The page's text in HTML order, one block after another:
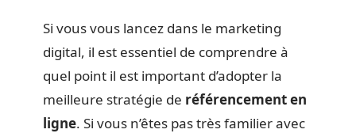
Si vous vous lancez dans le marketing
digital, il est essentiel de comprendre à
quel point il est important d’adopter la
meilleure stratégie de référencement en
ligne. Si vous n’êtes pas très familier avec